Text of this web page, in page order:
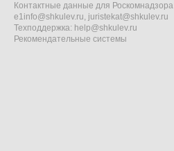
Контактные данные для Роскомнадзора
e1info@shkulev.ru, juristekat@shkulev.ru
Техподдержка: help@shkulev.ru
Рекомендательные системы